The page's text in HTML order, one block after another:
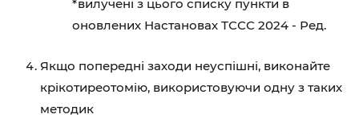
*вилучені з цього списку пункти в
оновлених Настановах ТССС 2024 - Ред.
Якщо попередні заходи неуспішні, виконайте
крікотиреотомію, використовуючи одну з таких
методик